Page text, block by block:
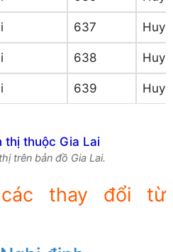
637
638
639
trên bản đồ Gia Lai.
thay đổi từ